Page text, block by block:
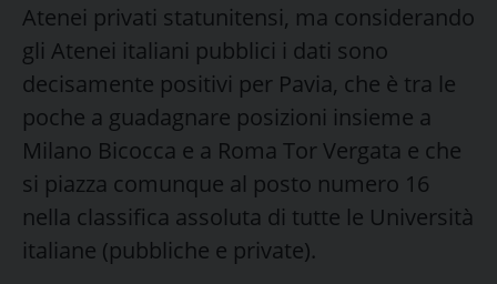
Atenei privati statunitensi, ma considerando
gli Atenei italiani pubblici i dati sono
decisamente positivi per Pavia, che è tra le
poche a guadagnare posizioni insieme a
Milano Bicocca e a Roma Tor Vergata e che
si piazza comunque al posto numero 16
nella classifica assoluta di tutte le Università
italiane (pubbliche e private).